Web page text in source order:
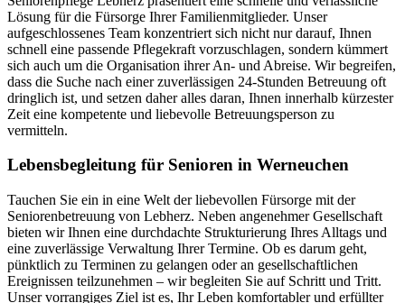
Lösung für die Fürsorge Ihrer Familienmitglieder. Unser
aufgeschlossenes Team konzentriert sich nicht nur darauf, Ihnen
schnell eine passende Pflegekraft vorzuschlagen, sondern kümmert
sich auch um die Organisation ihrer An- und Abreise. Wir begreifen,
dass die Suche nach einer zuverlässigen 24-Stunden Betreuung oft
dringlich ist, und setzen daher alles daran, Ihnen innerhalb kürzester
Zeit eine kompetente und liebevolle Betreuungsperson zu
vermitteln.
Lebensbegleitung für Senioren in Werneuchen
Tauchen Sie ein in eine Welt der liebevollen Fürsorge mit der
Seniorenbetreuung von Lebherz. Neben angenehmer Gesellschaft
bieten wir Ihnen eine durchdachte Strukturierung Ihres Alltags und
eine zuverlässige Verwaltung Ihrer Termine. Ob es darum geht,
pünktlich zu Terminen zu gelangen oder an gesellschaftlichen
Ereignissen teilzunehmen – wir begleiten Sie auf Schritt und Tritt.
Unser vorrangiges Ziel ist es, Ihr Leben komfortabler und erfüllter